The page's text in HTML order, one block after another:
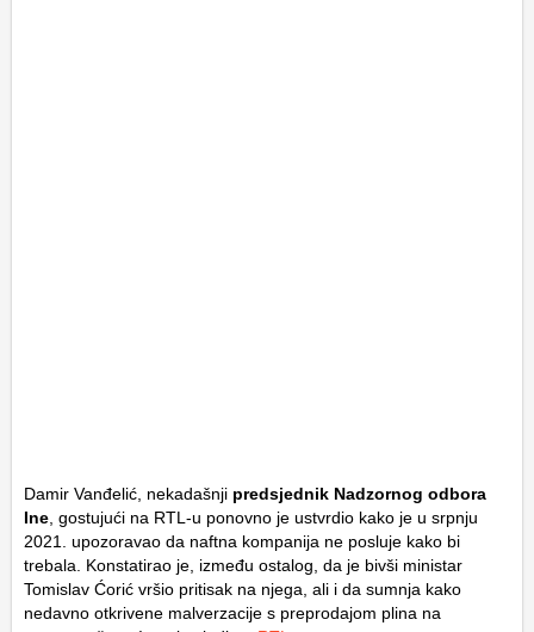
Damir Vanđelić, nekadašnji predsjednik Nadzornog odbora
Ine, gostujući na RTL-u ponovno je ustvrdio kako je u srpnju
2021. upozoravao da naftna kompanija ne posluje kako bi
trebala. Konstatirao je, između ostalog, da je bivši ministar
Tomislav Ćorić vršio pritisak na njega, ali i da sumnja kako
nedavno otkrivene malverzacije s preprodajom plina na